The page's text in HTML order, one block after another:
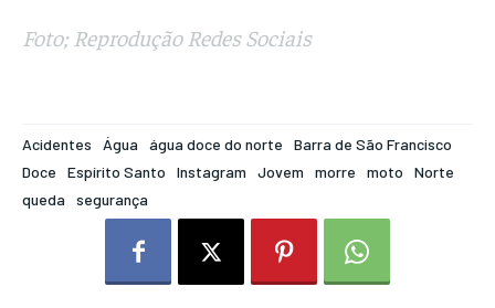
Foto; Reprodução Redes Sociais
Acidentes Água água doce do norte
Barra de São Francisco
Doce
Espírito Santo Instagram Jovem morre moto
Norte
queda
segurança